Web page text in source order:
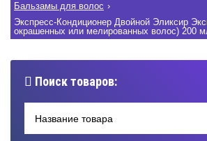
Бальзамы для волос ›
Экспресс-Кондиционер Двойной Эликсир
окрашенных или мелированных волос) 200
Поиск товаров: